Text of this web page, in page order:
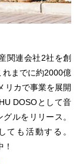
関連会社2社を創
までに約2000億
リカで事業を展開
DOSOとして音
ルをリリース。
ても活動する。